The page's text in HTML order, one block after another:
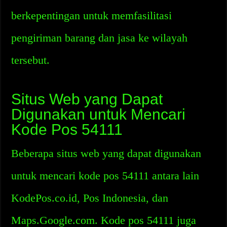
berkepentingan untuk memfasilitasi
pengiriman barang dan jasa ke wilayah
tersebut.
Situs Web yang Dapat
Digunakan untuk Mencari
Kode Pos 54111
Beberapa situs web yang dapat digunakan
untuk mencari kode pos 54111 antara lain
KodePos.co.id, Pos Indonesia, dan
Maps.Google.com. Kode pos 54111 juga